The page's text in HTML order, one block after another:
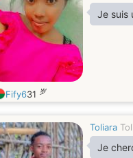
Je suis
Fify631 岁
Toliara
Je